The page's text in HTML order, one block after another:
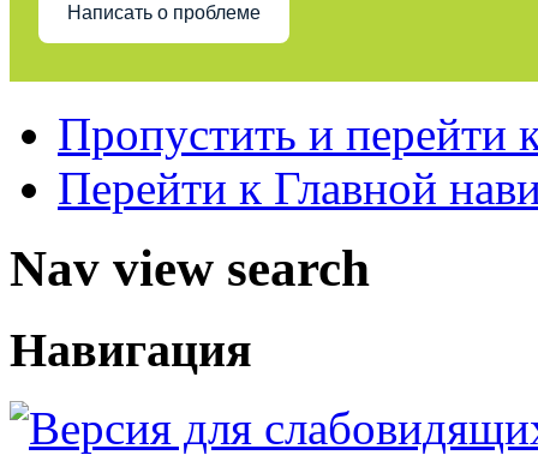
Написать о проблеме
Пропустить и перейти
Перейти к Главной
Nav view search
Навигация